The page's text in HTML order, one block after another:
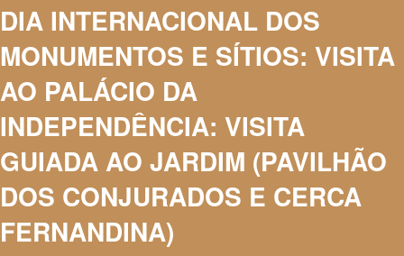
DIA INTERNACIONAL DOS
MONUMENTOS E SÍTIOS: VISITA
AO PALÁCIO DA
INDEPENDÊNCIA: VISITA
GUIADA AO JARDIM (PAVILHÃO
DOS CONJURADOS E CERCA
FERNANDINA)